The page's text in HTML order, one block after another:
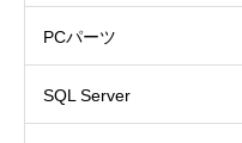
PCパーツ
SQL Server